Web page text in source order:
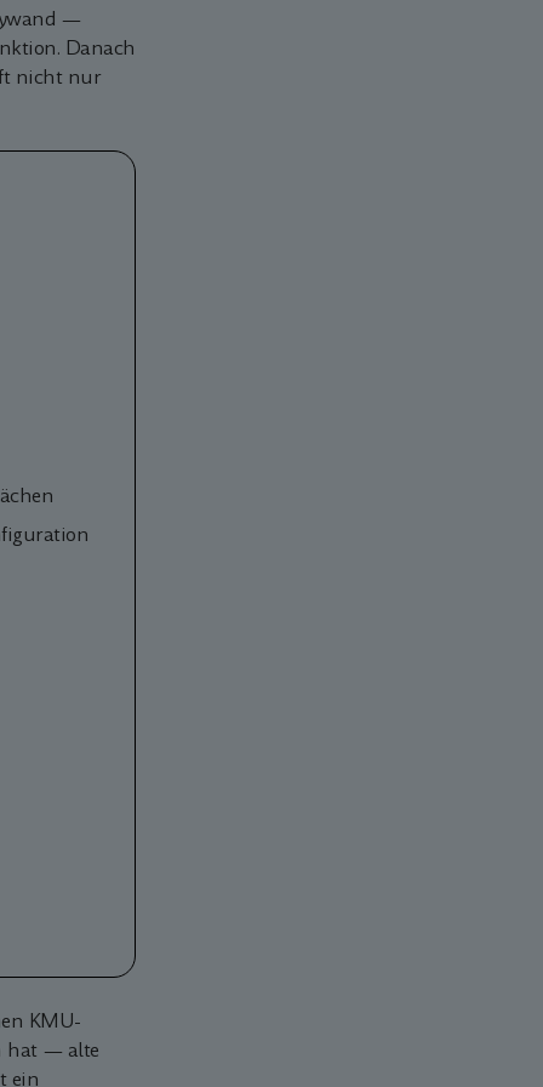
—
Danach
nicht nur
KMU-
hat — alte
ein